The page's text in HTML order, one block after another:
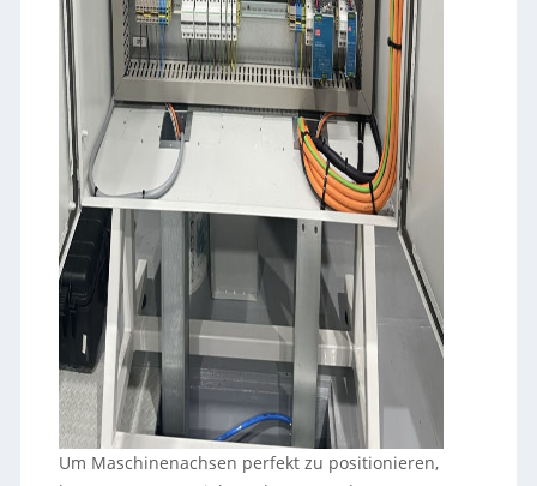
Um Maschinenachsen perfekt zu positionieren,